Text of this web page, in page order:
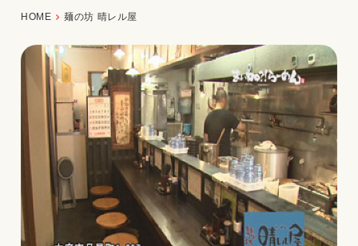
HOME 麺の坊 晴レル屋